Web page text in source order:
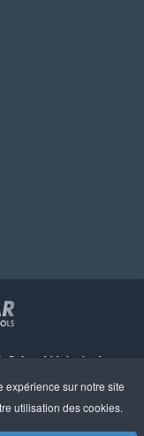
· Web design:
de Cookies
expérience sur notre site
utilisation des cookies.